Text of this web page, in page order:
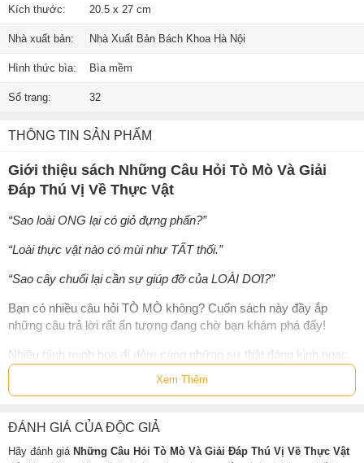
Kích thước: 20.5 x 27 cm
Nhà xuất bản: Nhà Xuất Bản Bách Khoa Hà Nội
Hình thức bìa: Bìa mềm
Số trang: 32
THÔNG TIN SẢN PHẨM
Giới thiệu sách Những Câu Hỏi Tò Mò Và Giải
Đáp Thú Vị Về Thực Vật
“Sao loài ONG lại có giỏ đựng phấn?”
“Loài thực vật nào có mùi như TẤT thối.”
“Sao cây chuối lại cần sự giúp đỡ của LOÀI DƠI?”
Bạn có nhiều câu hỏi TÒ MÒ không? Cuốn sách này đầy ắp
những câu trả lời rất ấn tượng đang chờ bạn khám phá đấy!
Nhiều hình minh họa dí dỏm cùng những sự thật đáng kinh ngạc,
giải mã mọi điều hoang dại, tuyệt vời cũng như vô cùng kỳ quặc
về thế giới THỰC VẬT, tất cả đều nằm trong cuốn sách sinh động
Những Câu Hỏi Tò Mò Và Giải Đáp Thú Vị Về Thực Vật
Xem Thêm
ĐÁNH GIÁ CỦA ĐỘC GIẢ
Hãy đánh giá Những Câu Hỏi Tò Mò Và Giải Đáp Thú Vị Về Thực Vật